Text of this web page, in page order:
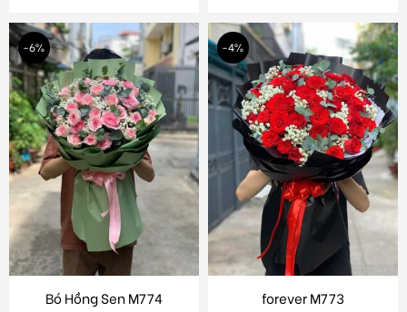
-6%
Bó Hồng Sen M774
-4%
forever M773